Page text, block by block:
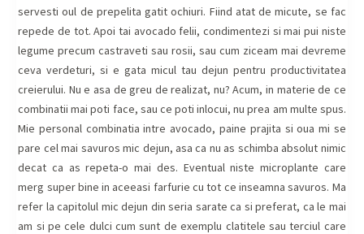
servesti oul de prepelita gatit ochiuri. Fiind atat de micute, se fac
repede de tot. Apoi tai avocado felii, condimentezi si mai pui niste
legume precum castraveti sau rosii, sau cum ziceam mai devreme
ceva verdeturi, si e gata micul tau dejun pentru productivitatea
creierului. Nu e asa de greu de realizat, nu? Acum, in materie de ce
combinatii mai poti face, sau ce poti inlocui, nu prea am multe spus.
Mie personal combinatia intre avocado, paine prajita si oua mi se
pare cel mai savuros mic dejun, asa ca nu as schimba absolut nimic
decat ca as repeta-o mai des. Eventual niste microplante care
merg super bine in aceeasi farfurie cu tot ce inseamna savuros. Ma
refer la capitolul mic dejun din seria sarate ca si preferat, ca le mai
am si pe cele dulci cum sunt de exemplu clatitele sau terciul care